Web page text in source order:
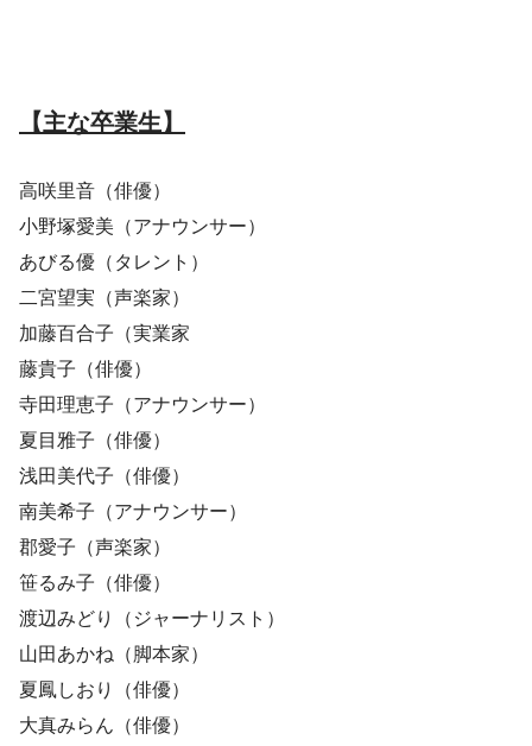
【主な卒業生】
高咲里音（俳優）
小野塚愛美（アナウンサー）
あびる優（タレント）
二宮望実（声楽家）
加藤百合子（実業家
藤貴子（俳優）
寺田理恵子（アナウンサー）
夏目雅子（俳優）
浅田美代子（俳優）
南美希子（アナウンサー）
郡愛子（声楽家）
笹るみ子（俳優）
渡辺みどり（ジャーナリスト）
山田あかね（脚本家）
夏鳳しおり（俳優）
大真みらん（俳優）